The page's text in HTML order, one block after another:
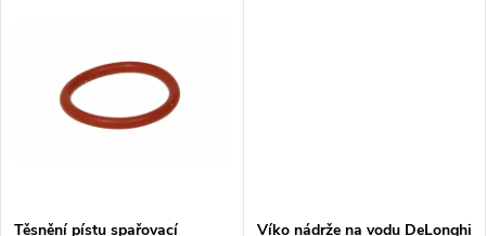
Těsnění pístu spařovací
Víko nádrže na vodu DeLonghi